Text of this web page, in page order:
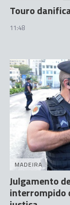
Touro
11:48
MADEIRA
Julgamento
interrompido